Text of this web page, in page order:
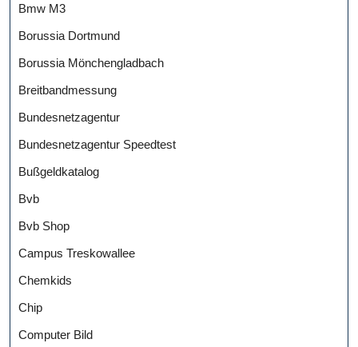
Bmw M3
Borussia Dortmund
Borussia Mönchengladbach
Breitbandmessung
Bundesnetzagentur
Bundesnetzagentur Speedtest
Bußgeldkatalog
Bvb
Bvb Shop
Campus Treskowallee
Chemkids
Chip
Computer Bild